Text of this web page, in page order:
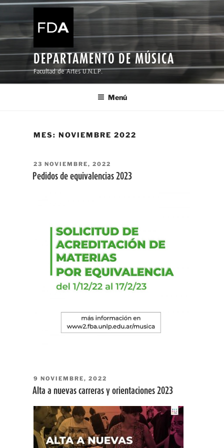
Ir
DEPARTAMENTO DE MÚSICA
Facultad de Artes U.N.L.P.
Menú
MES:NOVIEMBRE 2022
PUBLICADO
EL
23 NOVIEMBRE, 2022
Pedidos de equivalencias 2023
PUBLICADO
EL
9 NOVIEMBRE, 2022
Alta a nuevas carreras y orientaciones 2023